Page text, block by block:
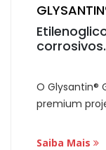
corrosivos.
O Glysantin®
premium
Saiba Mais